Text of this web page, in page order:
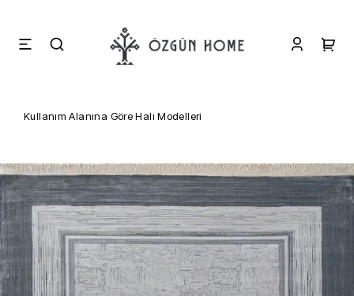
Kullanım Alanına Göre Halı Modelleri